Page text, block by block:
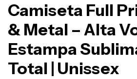
Camiseta Full
& Metal – Alta
Estampa
Total | Unissex